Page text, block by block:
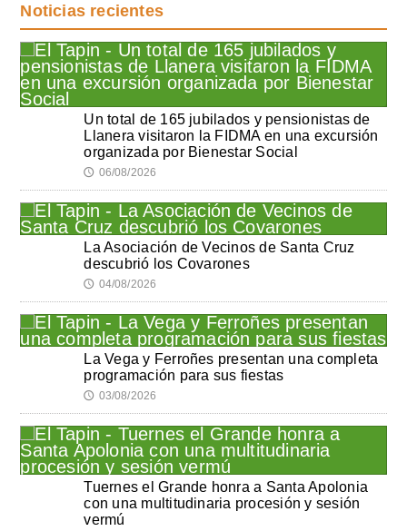
Noticias recientes
Un total de 165 jubilados y pensionistas de
Llanera visitaron la FIDMA en una excursión
organizada por Bienestar Social
🕔 06/08/2026
La Asociación de Vecinos de Santa Cruz
descubrió los Covarones
🕔 04/08/2026
La Vega y Ferroñes presentan una completa
programación para sus fiestas
🕔 03/08/2026
Tuernes el Grande honra a Santa Apolonia
con una multitudinaria procesión y sesión
vermú